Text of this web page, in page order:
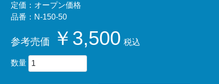
定価：オープン価格
品番：N-150-50
参考売価 ￥3,500 税込
数量